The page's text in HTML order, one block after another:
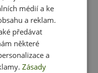
tobolka
již 2 zákazníci
médií a ke
a reklam.
předávat
některé
a
Zásady